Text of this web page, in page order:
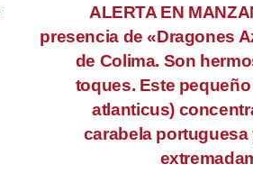
ALERTA EN
presencia de «Dragones
de Colima. Son
toques. Este
atlanticus)
carabela